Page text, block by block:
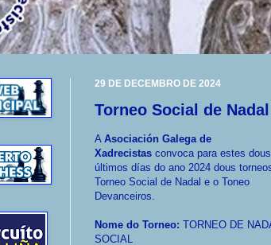
29 DE DECEMBRO DE 2024
Torneo Social de Nadal
A Asociación Galega de
Xadrecistas convoca para estes dous
últimos días do ano 2024 dous
Torneo Social de Nadal e o Toneo
Devanceiros.
Nome do Torneo: TORNEO DE
SOCIAL